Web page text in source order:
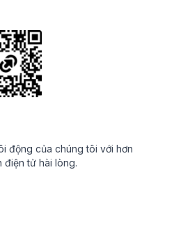
động của chúng tôi với hơn
tử hài lòng.